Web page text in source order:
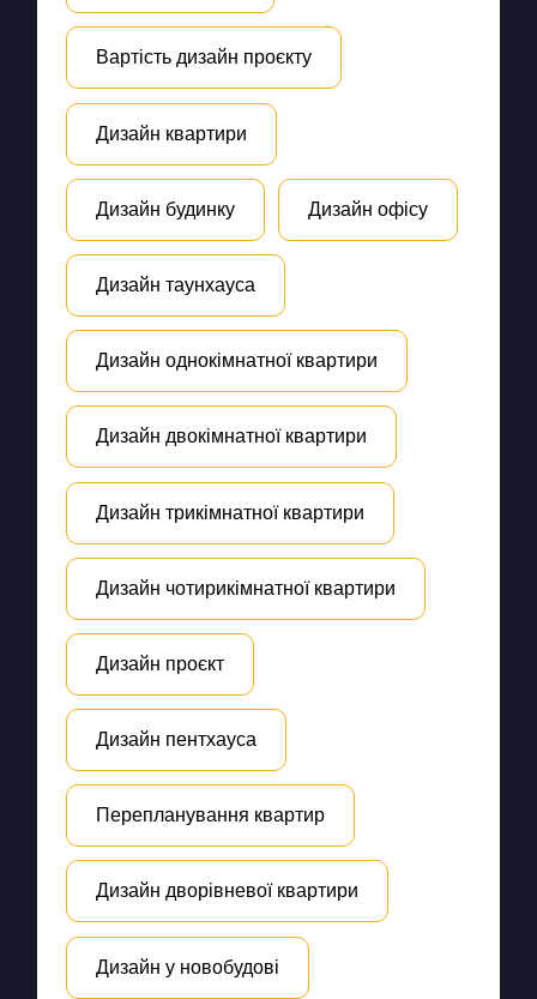
Вартість дизайн проєкту
Дизайн квартири
Дизайн будинку Дизайн офісу
Дизайн таунхауса
Дизайн однокімнатної квартири
Дизайн двокімнатної квартири
Дизайн трикімнатної квартири
Дизайн чотирикімнатної квартири
Дизайн проєкт
Дизайн пентхауса
Перепланування квартир
Дизайн дворівневої квартири
Дизайн у новобудові